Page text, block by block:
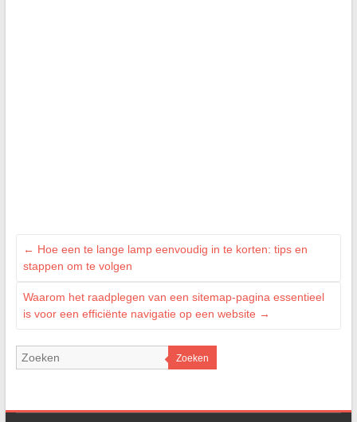
← Hoe een te lange lamp eenvoudig in te korten: tips en
stappen om te volgen
Waarom het raadplegen van een sitemap-pagina essentieel
is voor een efficiënte navigatie op een website →
Zoeken